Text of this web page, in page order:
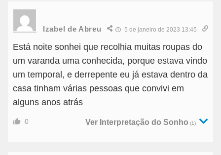
Izabel de Abreu 5 de janeiro de 2023 13:45
Está noite sonhei que recolhia muitas roupas do
um varanda uma conhecida, porque estava vindo
um temporal, e derrepente eu já estava dentro da
casa tinham várias pessoas que convivi em
alguns anos atrás
0 Ver Interpretação do Sonho (1)